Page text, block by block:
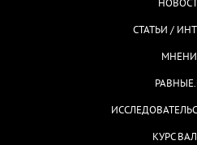
СТАТЬИ /
КУРС